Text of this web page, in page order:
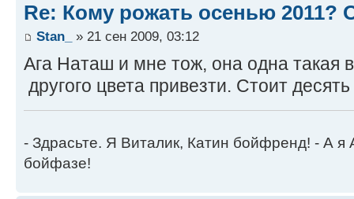
Re: Кому рожать осенью 2011?
Stan_ » 21 сен 2009, 03:12
Ага Наташ и мне тож, она одна такая
другого цвета привезти. Стоит
- Здрасьте. Я Виталик, Катин бойфренд! - А я
бойфазе!